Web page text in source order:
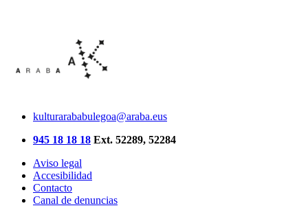
kulturarababulegoa@araba.eus
945 18 18 18 Ext. 52289, 52284
Aviso legal
Accesibilidad
Contacto
Canal de denuncias